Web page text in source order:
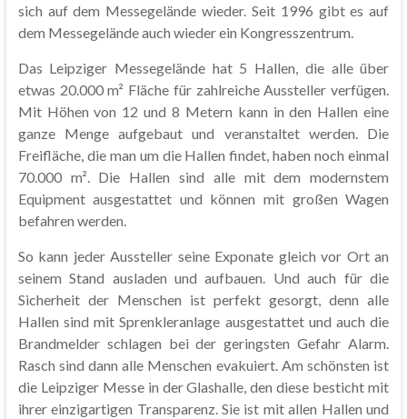
sich auf dem Messegelände wieder. Seit 1996 gibt es auf
dem Messegelände auch wieder ein Kongresszentrum.
Das Leipziger Messegelände hat 5 Hallen, die alle über
etwas 20.000 m² Fläche für zahlreiche Aussteller verfügen.
Mit Höhen von 12 und 8 Metern kann in den Hallen eine
ganze Menge aufgebaut und veranstaltet werden. Die
Freifläche, die man um die Hallen findet, haben noch einmal
70.000 m². Die Hallen sind alle mit dem modernstem
Equipment ausgestattet und können mit großen Wagen
befahren werden.
So kann jeder Aussteller seine Exponate gleich vor Ort an
seinem Stand ausladen und aufbauen. Und auch für die
Sicherheit der Menschen ist perfekt gesorgt, denn alle
Hallen sind mit Sprenkleranlage ausgestattet und auch die
Brandmelder schlagen bei der geringsten Gefahr Alarm.
Rasch sind dann alle Menschen evakuiert. Am schönsten ist
die Leipziger Messe in der Glashalle, den diese besticht mit
ihrer einzigartigen Transparenz. Sie ist mit allen Hallen und